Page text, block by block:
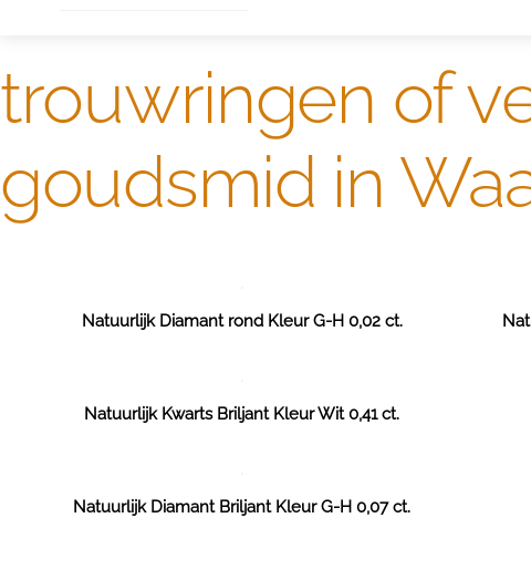
trouwringen of
goudsmid in
Natuurlijk Diamant rond Kleur G-H 0,02 ct.
Natuurlijk Kwarts Briljant Kleur Wit 0,41 ct.
Natuurlijk Diamant Briljant Kleur G-H 0,07 ct.